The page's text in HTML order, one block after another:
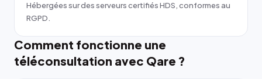
Hébergées sur des serveurs certifiés HDS, conformes au
RGPD.
Comment fonctionne une
téléconsultation avec Qare ?